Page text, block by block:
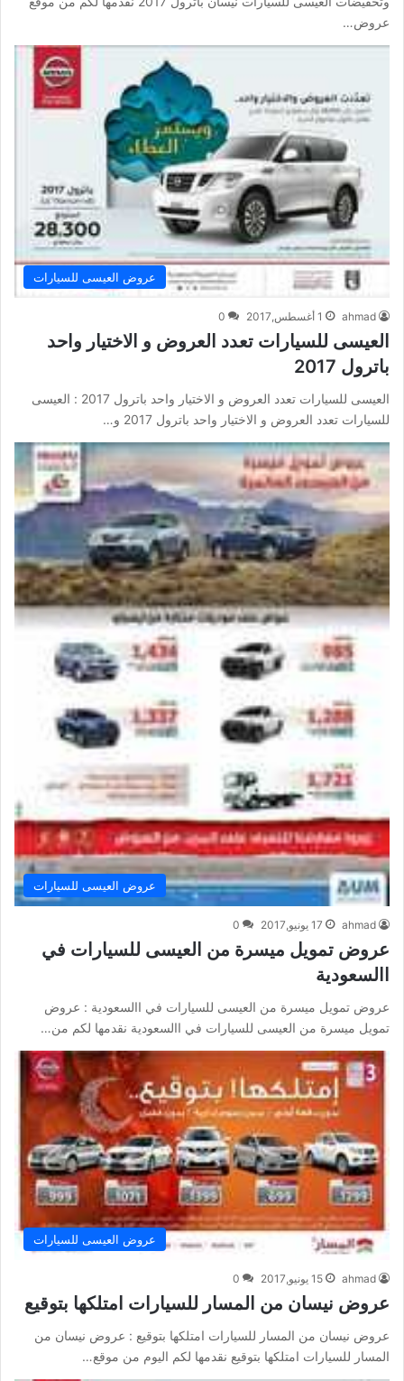
عروض…
عروض العيسى للسيارات
ahmad 1 أغسطس,2017 0
العيسى للسيارات تعدد العروض و الاختيار واحد
باترول 2017
العيسى للسيارات تعدد العروض و الاختيار واحد باترول 2017 : العيسى
للسيارات تعدد العروض و الاختيار واحد باترول 2017 و…
عروض العيسى للسيارات
ahmad 17 يونيو,2017 0
عروض تمويل ميسرة من العيسى للسيارات في
االسعودية
عروض تمويل ميسرة من العيسى للسيارات في االسعودية : عروض
تمويل ميسرة من العيسى للسيارات في االسعودية نقدمها لكم من…
عروض العيسى للسيارات
ahmad 15 يونيو,2017 0
عروض نيسان من المسار للسيارات امتلكها بتوقيع
عروض نيسان من المسار للسيارات امتلكها بتوقيع : عروض نيسان من
المسار للسيارات امتلكها بتوقيع نقدمها لكم اليوم من موقع…